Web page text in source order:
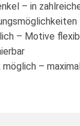
– in
– Motive
–